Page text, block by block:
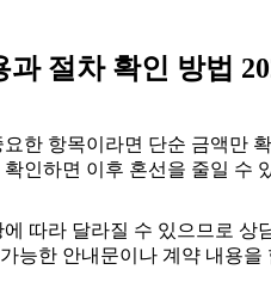
절차 확인 방법
한 항목이라면 단순 금액만
인하면 이후 혼선을 줄일 수
따라 달라질 수 있으므로 상
능한 안내문이나 계약 내용